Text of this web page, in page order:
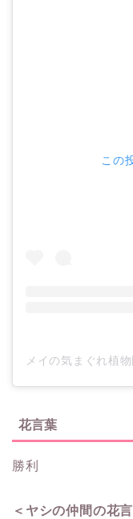
この
花言葉
勝利
＜ヤシの仲間の花